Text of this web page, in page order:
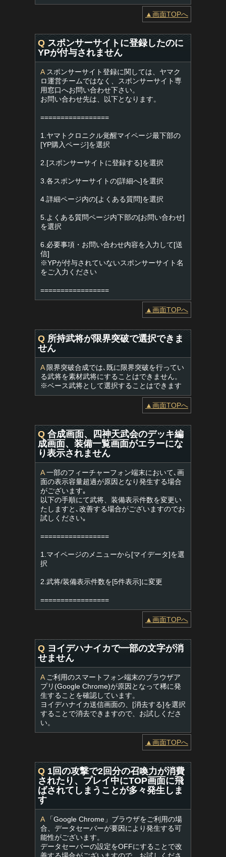
▲画面TOPへ
Q スポンサーサイトに登録したのに
YPが付与されません
Aスポンサーサイト登録に関しては、ヤマク
ロ運営チームではなく、スポンサーサイト専
用窓口へお問い合わせ下さい。
お問い合わせ先は、以下となります。
=================
1.ヤマトクロニクル覚醒マイページ最下部の
[YP購入ページ]を選択
2.[スポンサーサイトに登録する]を選択
3.各スポンサーサイトの[詳細へ]を選択
4.詳細ページ内の[よくある質問]を選択
5.よくある質問ページ内下部の[お問い合わせ]
を選択
6.必要事項・お問い合わせ内容を入力して[送
信]
※YPが付与されていないスポンサーサイト名
をご入力ください
=================
▲画面TOPへ
Q 所持武将が限界突破で選択できま
せん
A限界突破合成では､既に限界突破を行ってい
る武将を素材武将にすることはできません。
※ベース武将として選択することはできます
▲画面TOPへ
Q 合成画面、四神天武会のデッキ編
成画面、装備一覧画面がエラーにな
り表示されません
A一部のフィーチャーフォン端末において､画
面の表示容量超過が原因となり発生する場合
がございます｡
以下の手順にて武将、装備表示件数を変更い
たしますと､改善する場合がございますのでお
試しください｡
=================
1.マイページのメニューから[マイデータ]を選
択
2.武将/装備表示件数を[5件表示]に変更
=================
▲画面TOPへ
Q ヨイデハナイカで一部の文字が消
せません
Aご利用のスマートフォン端末のブラウザア
プリ(Google Chrome)が原因となって稀に発
生することを確認しています。
ヨイデハナイカ送信画面の、[消去する]を選択
することで消去できますので、お試しくださ
い。
▲画面TOPへ
Q 1回の攻撃で2回分の召喚力が消費
されたり、プレイ中にTOP画面に飛
ばされてしまうことが多々発生しま
す
A「Google Chrome」ブラウザをご利用の場
合、データセーバーが要因により発生する可
能性がございます。
データセーバーの設定をOFFにすることで改